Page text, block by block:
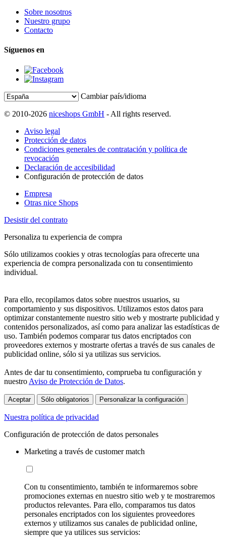
Sobre nosotros
Nuestro grupo
Contacto
Síguenos en
Cambiar país/idioma
© 2010-2026 niceshops GmbH - All rights reserved.
Aviso legal
Protección de datos
Condiciones generales de contratación y política de
revocación
Declaración de accesibilidad
Configuración de protección de datos
Empresa
Otras nice Shops
Desistir del contrato
Personaliza tu experiencia de compra
Sólo utilizamos cookies y otras tecnologías para ofrecerte una
experiencia de compra personalizada con tu consentimiento
individual.
Para ello, recopilamos datos sobre nuestros usuarios, su
comportamiento y sus dispositivos. Utilizamos estos datos para
optimizar constantemente nuestro sitio web y mostrarte publicidad y
contenidos personalizados, así como para analizar las estadísticas de
uso. También podemos comparar tus datos encriptados con
proveedores externos y mostrarte ofertas a través de sus canales de
publicidad online, sólo si ya utilizas sus servicios.
Antes de dar tu consentimiento, comprueba tu configuración y
nuestro Aviso de Protección de Datos.
Aceptar Sólo obligatorios Personalizar la configuración
Nuestra política de privacidad
Configuración de protección de datos personales
Marketing a través de customer match
Con tu consentimiento, también te informaremos sobre
promociones externas en nuestro sitio web y te mostraremos
productos relevantes. Para ello, comparamos tus datos
personales encriptados con los siguientes proveedores
externos y utilizamos sus canales de publicidad online,
siempre que ya utilices sus servicios: